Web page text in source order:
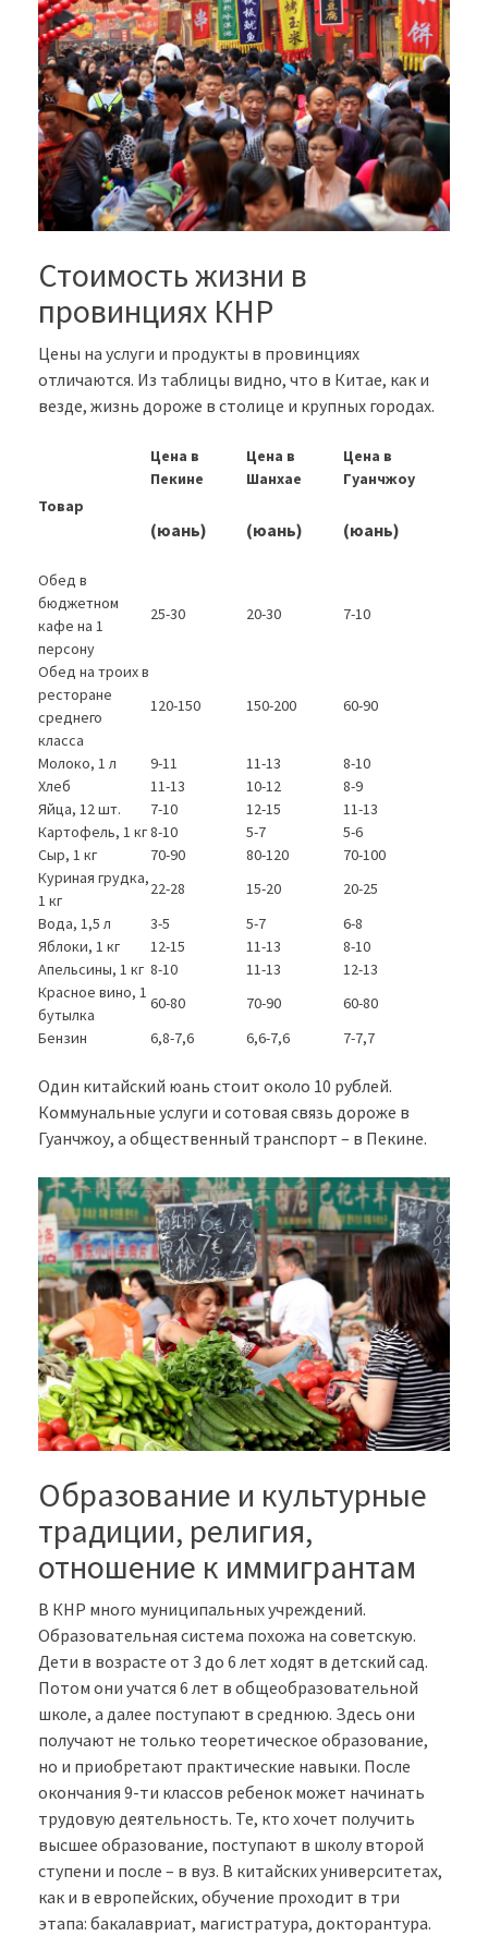
Стоимость жизни в
провинциях КНР
Цены на услуги и продукты в провинциях
отличаются. Из таблицы видно, что в Китае, как и
везде, жизнь дороже в столице и крупных городах.
Товар
Цена в
Пекине
(юань)
Цена в
Шанхае
(юань)
Цена в
Гуанчжоу
(юань)
Обед в
бюджетном
кафе на 1
персону
25-30 20-30 7-10
Обед на троих в
ресторане
среднего
класса
120-150 150-200 60-90
Молоко, 1 л 9-11 11-13
8-10
Хлеб
11-13 10-12
8-9
Яйца, 12 шт.
7-10 12-15
11-13
Картофель, 1 кг8-10 5-7
5-6
Сыр, 1 кг
70-90 80-120
70-100
Куриная грудка,
1 кг
22-28 15-20
20-25
Вода, 1,5 л
3-5 5-7
6-8
Яблоки, 1 кг
12-15 11-13
8-10
Апельсины, 1 кг 8-10 11-13
12-13
Красное вино, 1
бутылка
60-80 70-90
60-80
Бензин
6,8-7,6 6,6-7,6 7-7,7
Один китайский юань стоит около 10 рублей.
Коммунальные услуги и сотовая связь дороже в
Гуанчжоу, а общественный транспорт – в Пекине.
Образование и культурные
традиции, религия,
отношение к иммигрантам
В КНР много муниципальных учреждений.
Образовательная система похожа на советскую.
Дети в возрасте от 3 до 6 лет ходят в детский сад.
Потом они учатся 6 лет в общеобразовательной
школе, а далее поступают в среднюю. Здесь они
получают не только теоретическое образование,
но и приобретают практические навыки. После
окончания 9-ти классов ребенок может начинать
трудовую деятельность. Те, кто хочет получить
высшее образование, поступают в школу второй
ступени и после – в вуз. В китайских университетах,
как и в европейских, обучение проходит в три
этапа: бакалавриат, магистратура, докторантура.